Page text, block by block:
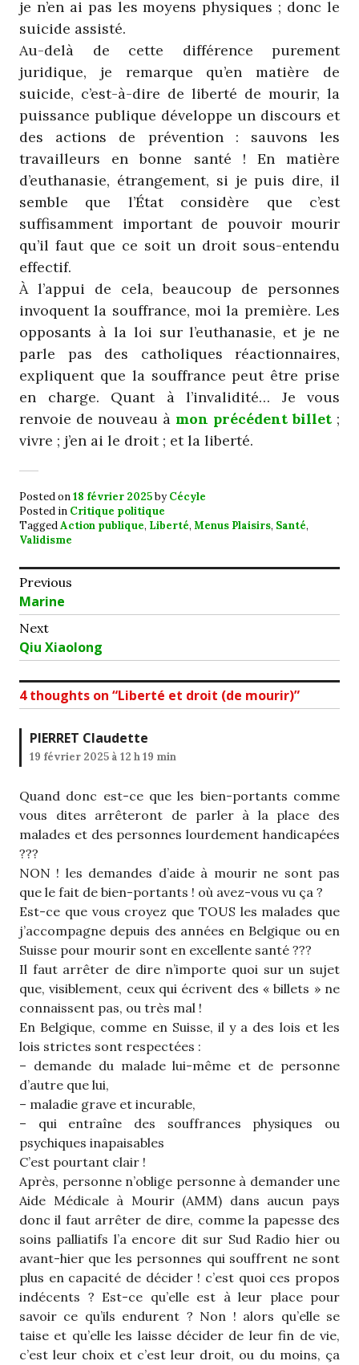
je n’en ai pas les moyens physiques ; donc le
suicide assisté.
Au-delà de cette différence purement
juridique, je remarque qu’en matière de
suicide, c’est-à-dire de liberté de mourir, la
puissance publique développe un discours et
des actions de prévention : sauvons les
travailleurs en bonne santé ! En matière
d’euthanasie, étrangement, si je puis dire, il
semble que l’État considère que c’est
suffisamment important de pouvoir mourir
qu’il faut que ce soit un droit sous-entendu
effectif.
À l’appui de cela, beaucoup de personnes
invoquent la souffrance, moi la première. Les
opposants à la loi sur l’euthanasie, et je ne
parle pas des catholiques réactionnaires,
expliquent que la souffrance peut être prise
en charge. Quant à l’invalidité… Je vous
renvoie de nouveau à mon précédent billet ;
vivre ; j’en ai le droit ; et la liberté.
Posted on18 février 2025byCécyle
Posted in Critique politique
TaggedAction publique, Liberté, Menus Plaisirs, Santé,
Validisme
Navigation
de
l’article
Previous
Previous
post:
Marine
Next
Next
post:
Qiu Xiaolong
4 thoughts on “Liberté et droit (de mourir)”
PIERRET Claudette
19 février 2025 à 12 h 19 min
Quand donc est-ce que les bien-portants comme
vous dites arrêteront de parler à la place des
malades et des personnes lourdement handicapées
???
NON ! les demandes d’aide à mourir ne sont pas
que le fait de bien-portants ! où avez-vous vu ça ?
Est-ce que vous croyez que TOUS les malades que
j’accompagne depuis des années en Belgique ou en
Suisse pour mourir sont en excellente santé ???
Il faut arrêter de dire n’importe quoi sur un sujet
que, visiblement, ceux qui écrivent des « billets » ne
connaissent pas, ou très mal !
En Belgique, comme en Suisse, il y a des lois et les
lois strictes sont respectées :
– demande du malade lui-même et de personne
d’autre que lui,
– maladie grave et incurable,
– qui entraîne des souffrances physiques ou
psychiques inapaisables
C’est pourtant clair !
Après, personne n’oblige personne à demander une
Aide Médicale à Mourir (AMM) dans aucun pays
donc il faut arrêter de dire, comme la papesse des
soins palliatifs l’a encore dit sur Sud Radio hier ou
avant-hier que les personnes qui souffrent ne sont
plus en capacité de décider ! c’est quoi ces propos
indécents ? Est-ce qu’elle est à leur place pour
savoir ce qu’ils endurent ? Non ! alors qu’elle se
taise et qu’elle les laisse décider de leur fin de vie,
c’est leur choix et c’est leur droit, ou du moins, ça